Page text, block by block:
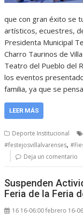
que con gran éxito se
artísticos, ecuestres,
Presidenta Municipal
Charro Taurinos de
Teatro del Pueblo del
los eventos
familia, ya que se
LEER MÁS
Deporte Institucional
#festejosvillalvarenses,
Deja un comentario
Suspenden
Feria de la Feria
16 16-06:00 febrero 16-